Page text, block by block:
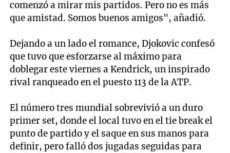
comenzó a mirar mis partidos. Pero no es más
que amistad. Somos buenos amigos", añadió.
Dejando a un lado el romance, Djokovic confesó
que tuvo que esforzarse al máximo para
doblegar este viernes a Kendrick, un inspirado
rival ranqueado en el puesto 113 de la ATP.
El número tres mundial sobrevivió a un duro
primer set, donde el local tuvo en el tie break el
punto de partido y el saque en sus manos para
definir, pero falló dos jugadas seguidas para